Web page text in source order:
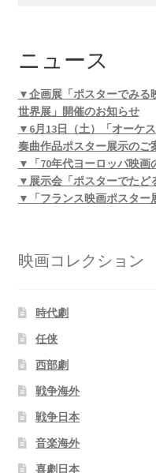
ニュース
▼企画展「ポスターで
世界展」開催のお知らせ
▼6月13日（土）「オーケ
奏曲作品ポスター展示のご
▼「70年代ヨーロッパ映画
▼展示会「ポスターでた
▼「フランス映画ポスター
映画コレクション
時代劇
任侠
西部劇
戦争海外
戦争日本
音楽海外
喜劇日本